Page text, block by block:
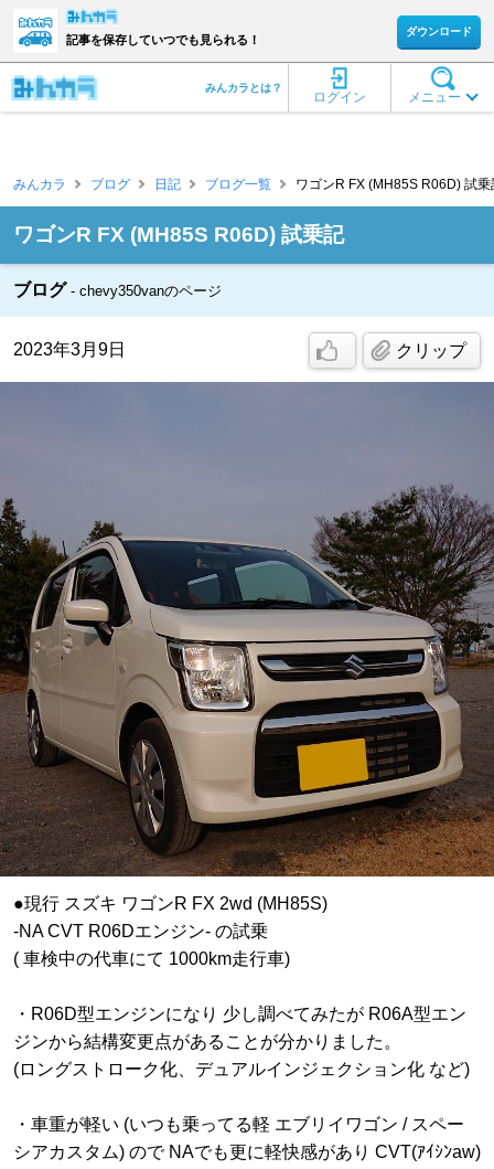
記事を保存していつでも見られる！
ダウンロード
メニュー
ログイン
みんカラとは？
みんカラ ブログ 日記 ブログ一覧 ワゴンR FX (MH85S R06D) 試乗
ワゴンR FX (MH85S R06D) 試乗記
ブログ chevy350vanのページ
2023年3月9日 クリップ
●現行 スズキ ワゴンR FX 2wd (MH85S)
-NA CVT R06Dエンジン- の試乗
( 車検中の代車にて 1000km走行車)
・R06D型エンジンになり 少し調べてみたが R06A型エン
ジンから結構変更点があることが分かりました。
(ロングストローク化、デュアルインジェクション化 など)
・車重が軽い (いつも乗ってる軽 エブリイワゴン / スペー
シアカスタム) ので NAでも更に軽快感があり CVT(ｱｲｼﾝaw)